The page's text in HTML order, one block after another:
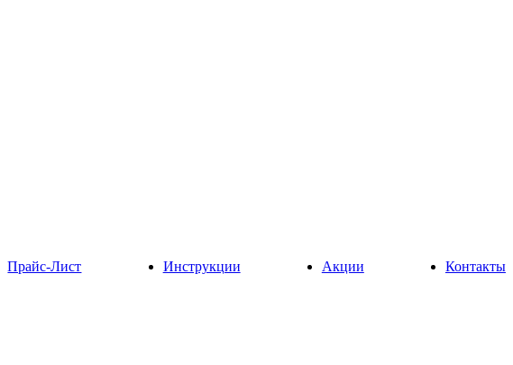
Прайс-Лист Инструкции Акции Контакты